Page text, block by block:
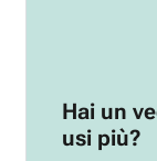
Hai un
usi più?